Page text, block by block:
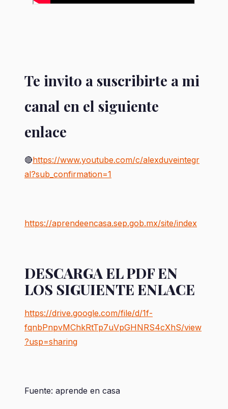
Te invito a suscribirte a mi
canal en el siguiente
enlace
🔴https://www.youtube.com/c/alexduveintegr
al?sub_confirmation=1
https://aprendeencasa.sep.gob.mx/site/index
DESCARGA EL PDF EN
LOS SIGUIENTE ENLACE
https://drive.google.com/file/d/1f-
fqnbPnpvMChkRtTp7uVpGHNRS4cXhS/view
?usp=sharing
Fuente: aprende en casa